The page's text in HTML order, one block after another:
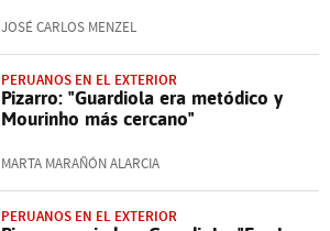
JOSÉ CARLOS MENZEL
PERUANOS EN EL EXTERIOR
Pizarro: "Guardiola era metódico y
Mourinho más cercano"
MARTA MARAÑÓN ALARCIA
PERUANOS EN EL EXTERIOR